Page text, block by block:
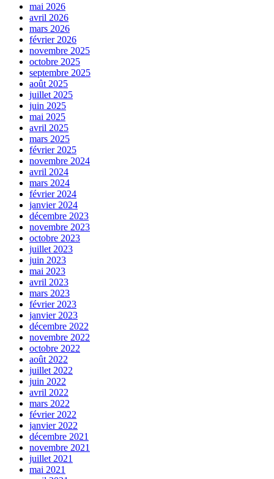
mai 2026
avril 2026
mars 2026
février 2026
novembre 2025
octobre 2025
septembre 2025
août 2025
juillet 2025
juin 2025
mai 2025
avril 2025
mars 2025
février 2025
novembre 2024
avril 2024
mars 2024
février 2024
janvier 2024
décembre 2023
novembre 2023
octobre 2023
juillet 2023
juin 2023
mai 2023
avril 2023
mars 2023
février 2023
janvier 2023
décembre 2022
novembre 2022
octobre 2022
août 2022
juillet 2022
juin 2022
avril 2022
mars 2022
février 2022
janvier 2022
décembre 2021
novembre 2021
juillet 2021
mai 2021